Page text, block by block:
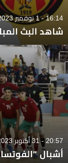
16:14 - 1 نوفمبر 2023
شاهد البث
20:57 - 31 أكتوبر 2023
أشبال